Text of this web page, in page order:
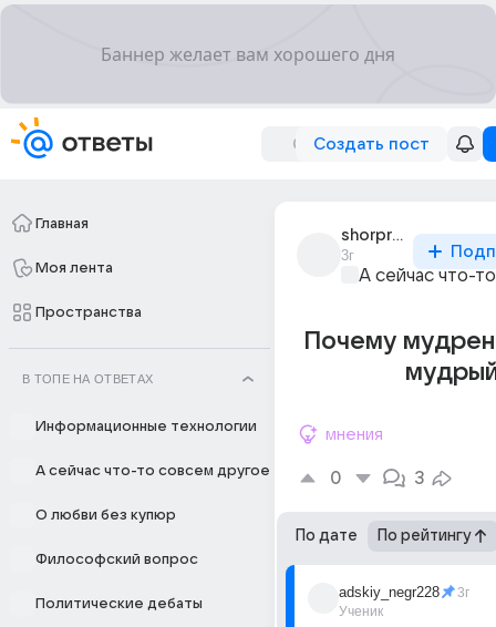
Создать пост
Главная
Моя лента
Пространства
В ТОПЕ НА ОТВЕТАХ
Информационные технологии
А сейчас что-то совсем другое
О любви без купюр
Философский вопрос
Политические дебаты
shorpr_nepr_1
3г
А сейчас что-
Почему
мнения
0 3
По дате По рейтингу
adskiy_negr228
Ученик
3г